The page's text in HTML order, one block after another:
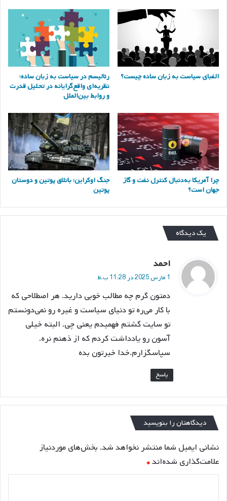
الفبای سیاست به زبان ساده چیست؟
رئالیسم در سیاست به زبان ساده؛
نظریه‌ای واقع‌گرایانه در تحلیل قدرت
و روابط بین‌الملل
چرا آمریکا به‌دنبال کنترل نفت و گاز
جهان است؟
جنگ اوکراین؛ باتلاق پوتین و دوستان
پوتین
یک دیدگاه
احمد
ت
:
1 مارس 2025 در 11:28 ب.ظ
دمتون گرم چه مطالب خوبی دارید. هر اصطلاحی که
با کار می‌ره تو دنیای سیاست و غیره رو نمی‌دونستم
تو سایت گشتم فهمیدم یعنی چی. البته خیلی
آسون رو یادداشت کردم که از ذهنم نره.
سپاسگزارم.خدا خیرتون بده
پاسخ
دیدگاهتان را بنویسید
نشانی ایمیل شما منتشر نخواهد شد. بخش‌های موردنیاز
علامت‌گذاری شده‌اند*